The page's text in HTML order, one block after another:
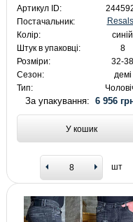
Артикул ID:
Постачальник:
Колір:
синій
Штук в упаковці:
8
Розміри:
32-38
Сезон:
демі
Тип:
За упакування: 6 956
У кошик
шт